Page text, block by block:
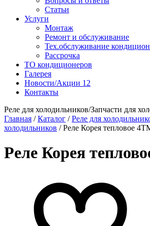
Статьи
Услуги
Монтаж
Ремонт и обслуживание
Тех.обслуживание
Рассрочка
ТО кондиционеров
Галерея
Новости/Акции 12
Контакты
Реле для холодильников/Запчасти для
Главная /Каталог /Реле для
холодильников /Реле Корея тепловое
Реле Корея